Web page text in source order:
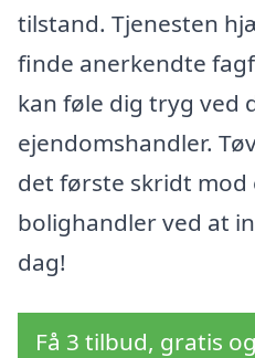
tilstand. Tjenesten
finde anerkendte
kan føle dig tryg ved
ejendomshandler.
det første skridt mod
bolighandler ved at
dag!
Få 3 tilbud, gratis